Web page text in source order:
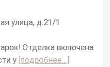
улица, д.21/1
Отделка включена
у [подробнее...]